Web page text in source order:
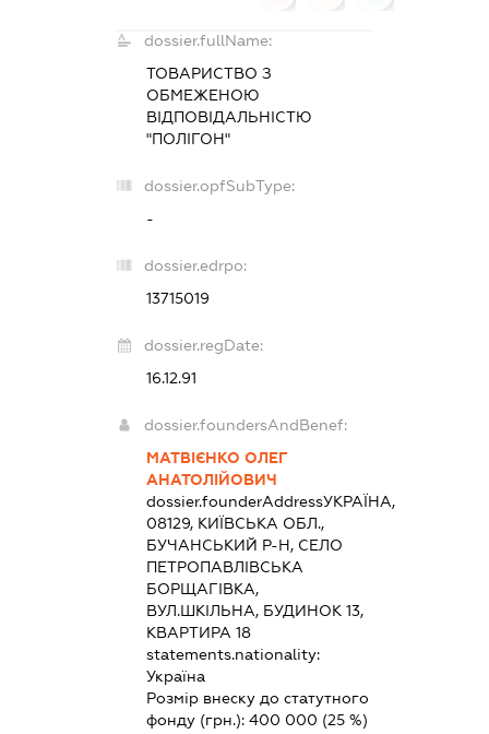
dossier.fullName:
ТОВАРИСТВО З
ОБМЕЖЕНОЮ
ВІДПОВІДАЛЬНІСТЮ
"ПОЛІГОН"
dossier.opfSubType:
-
dossier.edrpo:
13715019
dossier.regDate:
16.12.91
dossier.foundersAndBenef:
МАТВІЄНКО ОЛЕГ
АНАТОЛІЙОВИЧ
dossier.founderAddressУКРАЇНА,
08129, КИЇВСЬКА ОБЛ.,
БУЧАНСЬКИЙ Р-Н, СЕЛО
ПЕТРОПАВЛІВСЬКА
БОРЩАГІВКА,
ВУЛ.ШКІЛЬНА, БУДИНОК 13,
КВАРТИРА 18
statements.nationality:
Україна
Розмір внеску до статутного
фонду (грн.): 400 000 (25 %)